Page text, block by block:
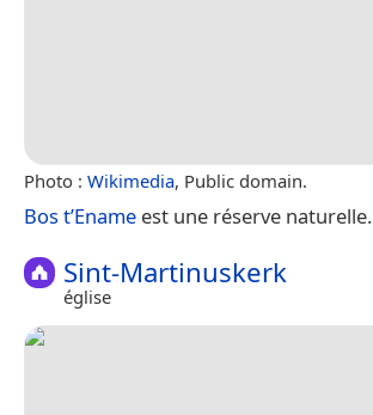
Photo : Wikimedia, Public domain.
Bos t’Ename est une réserve naturelle.
Sint-Martinuskerk
église